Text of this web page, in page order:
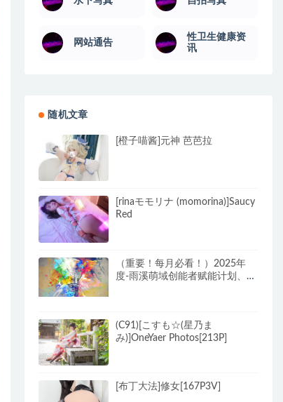
网站通告
性卫生健康资
讯
随机文章
[橙子喵酱]元神 芭芭拉
[rinaモモリナ (momorina)]Saucy
Red
（重要！每月必看！）2025年
度-雨溪萌域创能者赋能计划、创
(C91)[こすも☆(星乃ま
み)]OneYaer Photos[213P]
[布丁大法]修女[167P3V]